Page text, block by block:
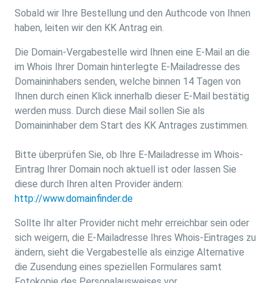
Sobald wir Ihre Bestellung und den Authcode von Ihnen
haben, leiten wir den KK Antrag ein.
Die Domain-Vergabestelle wird Ihnen eine E-Mail an die
im Whois Ihrer Domain hinterlegte E-Mailadresse des
Domaininhabers senden, welche binnen 14 Tagen von
Ihnen durch einen Klick innerhalb dieser E-Mail bestätig
werden muss. Durch diese Mail sollen Sie als
Domaininhaber dem Start des KK Antrages zustimmen.
Bitte überprüfen Sie, ob Ihre E-Mailadresse im Whois-
Eintrag Ihrer Domain noch aktuell ist oder lassen Sie
diese durch Ihren alten Provider ändern:
http://www.domainfinder.de
Sollte Ihr alter Provider nicht mehr erreichbar sein oder
sich weigern, die E-Mailadresse Ihres Whois-Eintrages zu
ändern, sieht die Vergabestelle als einzige Alternative
die Zusendung eines speziellen Formulares samt